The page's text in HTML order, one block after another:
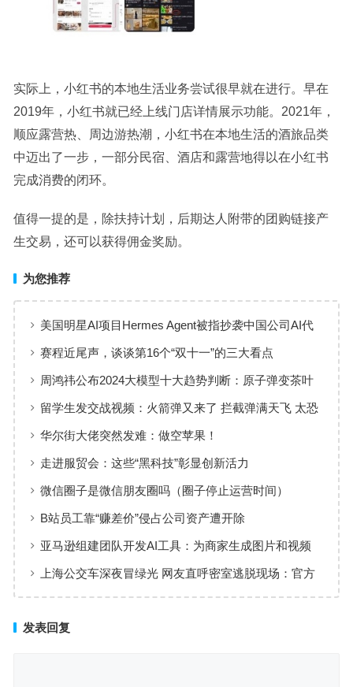
实际上，小红书的本地生活业务尝试很早就在进行。早在
2019年，小红书就已经上线门店详情展示功能。2021年，
顺应露营热、周边游热潮，小红书在本地生活的酒旅品类
中迈出了一步，一部分民宿、酒店和露营地得以在小红书
完成消费的闭环。
值得一提的是，除扶持计划，后期达人附带的团购链接产
生交易，还可以获得佣金奖励。
为您推荐
美国明星AI项目Hermes Agent被指抄袭中国公司AI代
码 竟无耻要求删帖删号
赛程近尾声，谈谈第16个“双十一”的三大看点
周鸿祎公布2024大模型十大趋势判断：原子弹变茶叶
蛋
留学生发交战视频：火箭弹又来了 拦截弹满天飞 太恐
怖了
华尔街大佬突然发难：做空苹果！
走进服贸会：这些“黑科技”彰显创新活力
微信圈子是微信朋友圈吗（圈子停止运营时间）
B站员工靠“赚差价”侵占公司资产遭开除
亚马逊组建团队开发AI工具：为商家生成图片和视频
上海公交车深夜冒绿光 网友直呼密室逃脱现场：官方
发表回复